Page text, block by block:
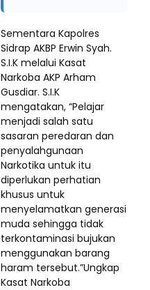
Sementara Kapolres
Sidrap AKBP Erwin Syah.
S.I.K melalui Kasat
Narkoba AKP Arham
Gusdiar. S.I.K
mengatakan, “Pelajar
menjadi salah satu
sasaran peredaran dan
penyalahgunaan
Narkotika untuk itu
diperlukan perhatian
khusus untuk
menyelamatkan generasi
muda sehingga tidak
terkontaminasi bujukan
menggunakan barang
haram tersebut.”Ungkap
Kasat Narkoba